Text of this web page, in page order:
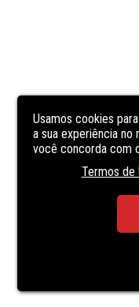
Usamos cookies
a sua experiência no
você concorda com
Termos de